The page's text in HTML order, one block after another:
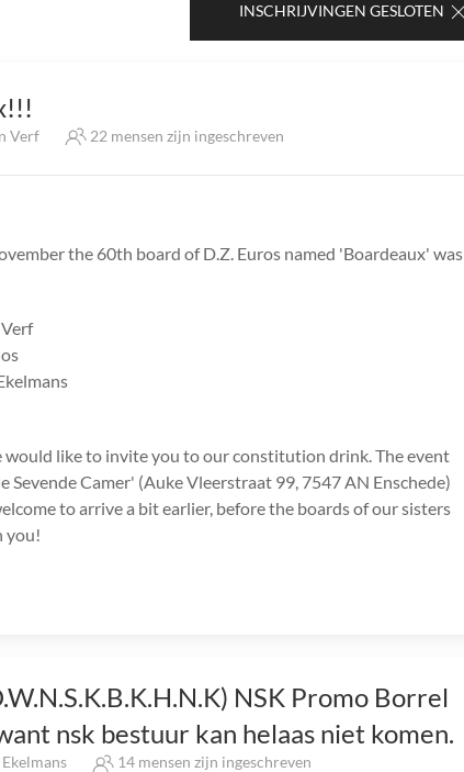
INSCHRIJVINGEN GESLOTEN
Verf 22 mensen zijn ingeschreven
the 60th board of D.Z. Euros named 'Boardeaux' was
would like to invite you to our constitution drink. The event
Sevende Camer' (Auke Vleerstraat 99, 7547 AN Enschede)
to arrive a bit earlier, before the boards of our sisters
you!
NSK Promo Borrel
nsk bestuur kan helaas niet komen.
14 mensen zijn ingeschreven